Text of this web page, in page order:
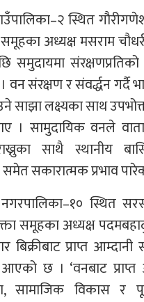
स्थित
अध्यक्ष मसराम
समुदायमा
संरक्षण र संवर्द्धन गर्दै
साझा लक्ष्यका साथ
। सामुदायिक वनले
साथै स्थानीय
सकारात्मक प्रभाव
नगरपालिका–१० स्थित
समूहका अध्यक्ष
बिक्रीबाट प्राप्त
छ । ‘वनबाट प्राप्त
सामाजिक विकास र